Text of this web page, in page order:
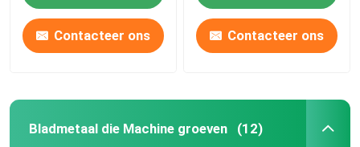
Contacteer ons Contacteer ons
Bladmetaal die Machine groeven (12)